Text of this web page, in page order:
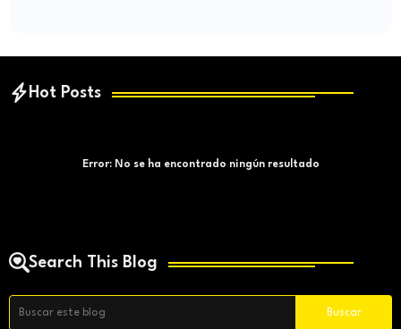
Hot Posts
Error:No se ha encontrado ningún resultado
Search This Blog